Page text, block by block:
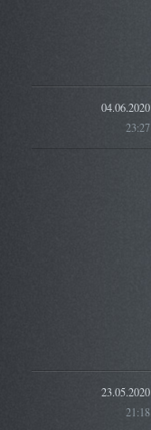
04.06.2020
23:27
23.05.2020
21:18